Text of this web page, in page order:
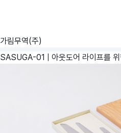
가림무역(주)
SASUGA-01 | 아웃도어 라이프를